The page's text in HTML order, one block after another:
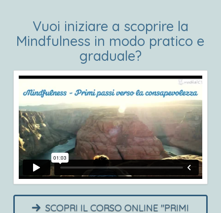
Vuoi iniziare a scoprire la
Mindfulness in modo pratico e
graduale?
SCOPRI IL CORSO ONLINE "PRIMI